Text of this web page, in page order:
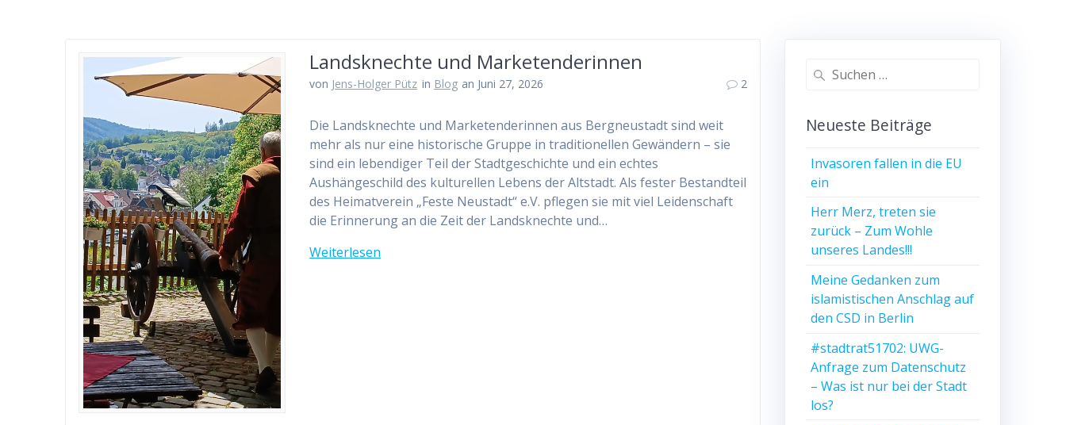
Landsknechte und Marketenderinnen
von Jens-Holger Pütz in Blog an Juni 27, 2026 2
Die Landsknechte und Marketenderinnen aus Bergneustadt sind weit
mehr als nur eine historische Gruppe in traditionellen Gewändern – sie
sind ein lebendiger Teil der Stadtgeschichte und ein echtes
Aushängeschild des kulturellen Lebens der Altstadt. Als fester Bestandteil
des Heimatverein „Feste Neustadt“ e.V. pflegen sie mit viel Leidenschaft
die Erinnerung an die Zeit der Landsknechte und…
Weiterlesen
Suchen
Neueste Beiträge
Invasoren fallen in die EU
ein
Herr Merz, treten sie
zurück – Zum Wohle
unseres Landes!!!
Meine Gedanken zum
islamistischen Anschlag auf
den CSD in Berlin
#stadtrat51702: UWG-
Anfrage zum Datenschutz
– Was ist nur bei der Stadt
los?